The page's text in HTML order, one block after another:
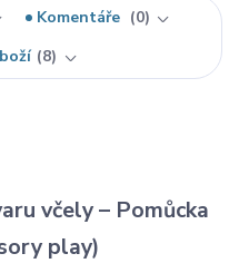
Komentáře
0
8
včely – Pomůcka
play)